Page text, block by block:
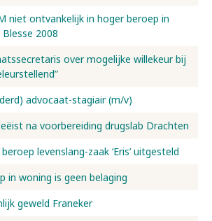
niet ontvankelijk in hoger beroep in
2008
over mogelijke willekeur bij
advocaat-stagiair (m/v)
na voorbereiding drugslab Drachten
levenslang-zaak ‘Eris’ uitgesteld
in woning is geen belaging
geweld Franeker